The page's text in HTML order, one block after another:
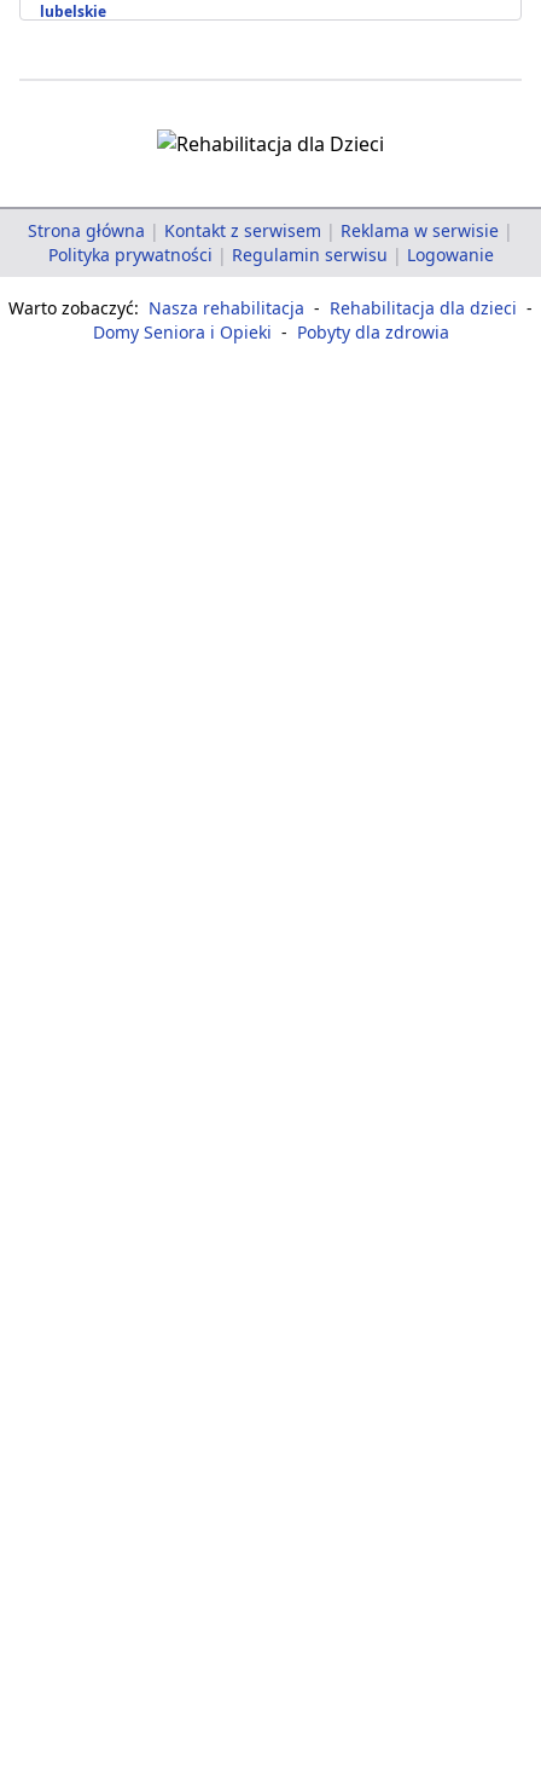
lubelskie
Strona główna | Kontakt z serwisem | Reklama w serwisie |
Polityka prywatności | Regulamin serwisu | Logowanie
Warto zobaczyć: Nasza rehabilitacja - Rehabilitacja dla dzieci -
Domy Seniora i Opieki - Pobyty dla zdrowia